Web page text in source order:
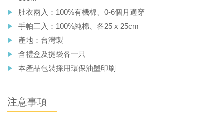
肚衣兩入： 100%有機棉、 0-6個月適穿
手帕三入： 100%純棉、各25 x 25cm
產地：台灣製
含禮盒及提袋各一只
本產品包裝採用環保油墨印刷
注意事項